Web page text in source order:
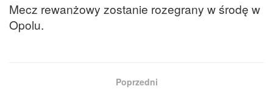
Mecz rewanżowy zostanie rozegrany w środę w
Opolu.
Poprzedni